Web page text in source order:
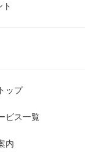
ップ
ビス一覧
内